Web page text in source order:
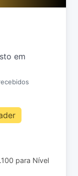
em
para Nível